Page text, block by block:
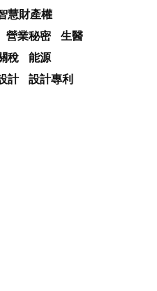
慧財產權
營業秘密
生醫
稅
能源
計
設計專利